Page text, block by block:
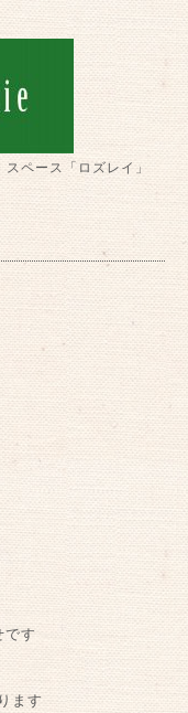
ペース「ロズレイ」
です
ます